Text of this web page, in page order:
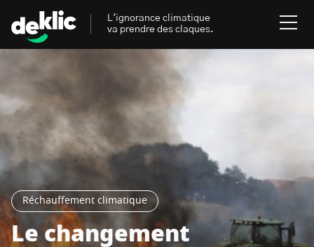
Réchauffement climatique
Le changement
L'ignorance climatique
va prendre des claques.
Aides, bons plans & cie
Énergies renouvelables
Mobilités durables
Rechercher
Les mots clés les plus
recherchés sur Deklic